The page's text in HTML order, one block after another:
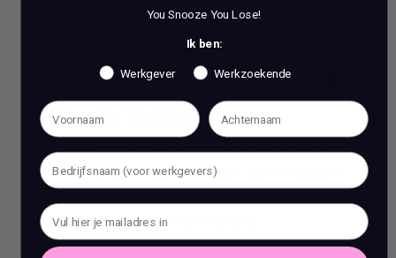
Work Talks
Wil je een stap vooruit zetten in je carrière?
Ben je op zoek naar meer dan alleen reguliere
gesprek met 1 van onze experts.
You Snooze You Lose!
Ik ben:
Werkgever Werkzoekende